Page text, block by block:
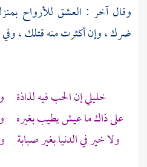
وقال آخر : العشق للأرواح
ضرك ، وإن أكثرت منه قتلك ،
خليلي إن الحب فيه لذاذة
على ذاك ما عيش يطيب بغيره
ولا خير في الدنيا بغير